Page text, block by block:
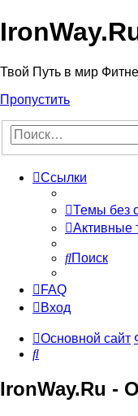
Твой Путь в мир
Пропустить
Ссылки
Темы без
Активные
Поиск
FAQ
Вход
Основной сайт
Поиск
IronWay.Ru -